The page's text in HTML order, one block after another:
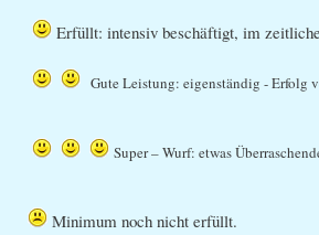
Erfüllt: intensiv beschäftigt, im
Gute Leistung: eigenständig - Erfolg
Super – Wurf: etwas
Minimum noch nicht erfüllt.